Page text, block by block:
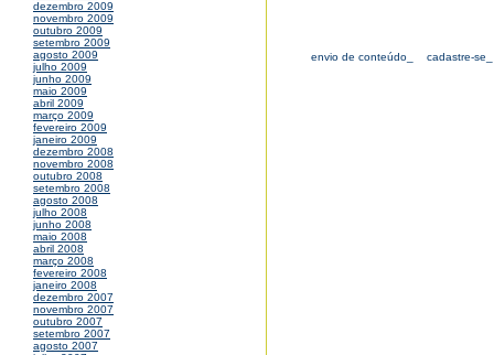
dezembro 2009
novembro 2009
outubro 2009
setembro 2009
agosto 2009
julho 2009
junho 2009
maio 2009
abril 2009
março 2009
fevereiro 2009
janeiro 2009
dezembro 2008
novembro 2008
outubro 2008
setembro 2008
agosto 2008
julho 2008
junho 2008
maio 2008
abril 2008
março 2008
fevereiro 2008
janeiro 2008
dezembro 2007
novembro 2007
outubro 2007
setembro 2007
agosto 2007
envio de conteúdo_ cadastre-se_